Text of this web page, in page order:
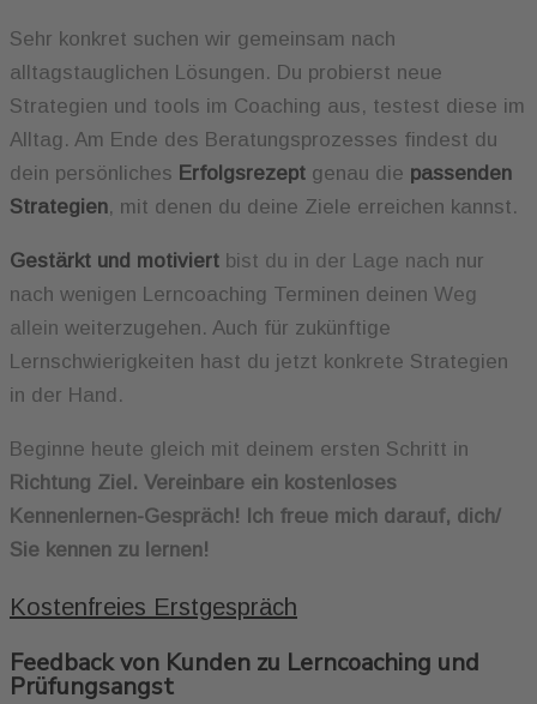
Sehr konkret suchen wir gemeinsam nach
alltagstauglichen Lösungen. Du probierst neue
Strategien und tools im Coaching aus, testest diese im
Alltag. Am Ende des Beratungsprozesses findest du
dein persönliches Erfolgsrezept genau die passenden
Strategien, mit denen du deine Ziele erreichen kannst.
Gestärkt und motiviert bist du in der Lage nach nur
nach wenigen Lerncoaching Terminen deinen Weg
allein weiterzugehen. Auch für zukünftige
Lernschwierigkeiten hast du jetzt konkrete Strategien
in der Hand.
Beginne heute gleich mit deinem ersten Schritt in
Richtung Ziel. Vereinbare ein kostenloses
Kennenlernen-Gespräch!
Ich freue mich darauf, dich/
Sie kennen zu lernen!
Kostenfreies Erstgespräch
Feedback von Kunden zu Lerncoaching und
Prüfungsangst